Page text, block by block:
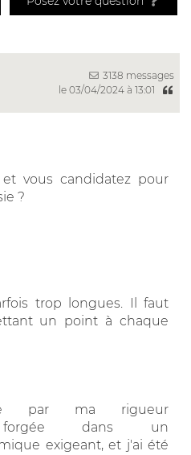
3138 messages
le 03/04/2024 à 13:01
vous candidatez pour
?
trop longues. Il faut
un point à chaque
par ma rigueur
forgée dans un
exigeant, et j'ai été